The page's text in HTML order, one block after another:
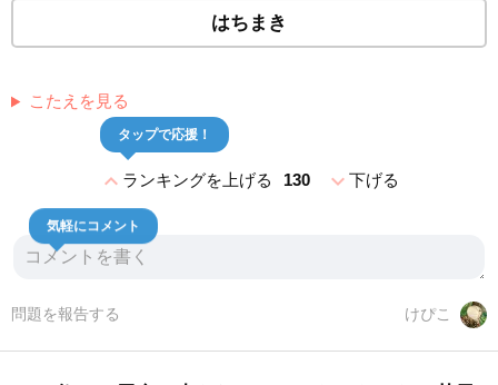
はちまき
こたえを見る
expand_lessランキングを上げる 130
タップで応援！
expand_more下げる
気軽にコメント
けぴこ
問題を報告する